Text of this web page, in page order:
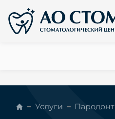
Услуги